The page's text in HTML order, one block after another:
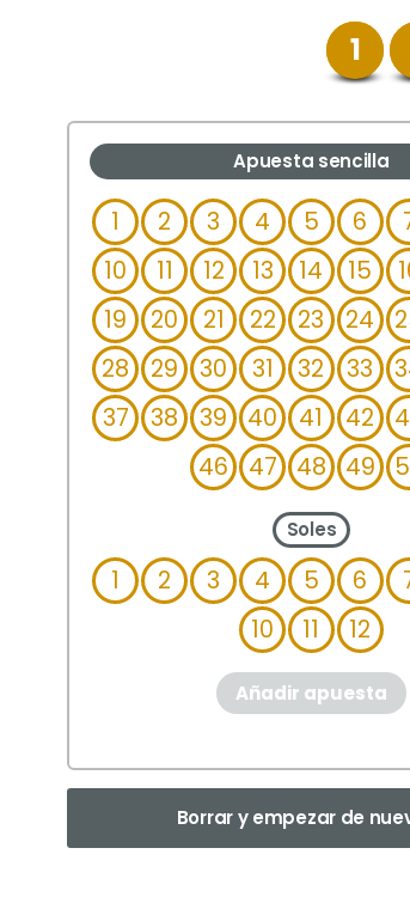
1
Apuesta sencilla
1 2 3 4 5 6
10
11 12 13 14 15
19
20 21 22 23 24
28
29 30 31 32 33
37
38 39 40 41 42
46
47 48 49
Soles
1 2 3 4 5 6
10
11 12
Añadir apuesta
Borrar y empezar de